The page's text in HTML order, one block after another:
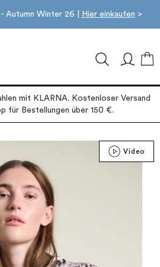
Autumn Winter 26 | Hier einkaufen >
mit KLARNA. Kostenloser Versand
für Bestellungen über 150 €.
Video